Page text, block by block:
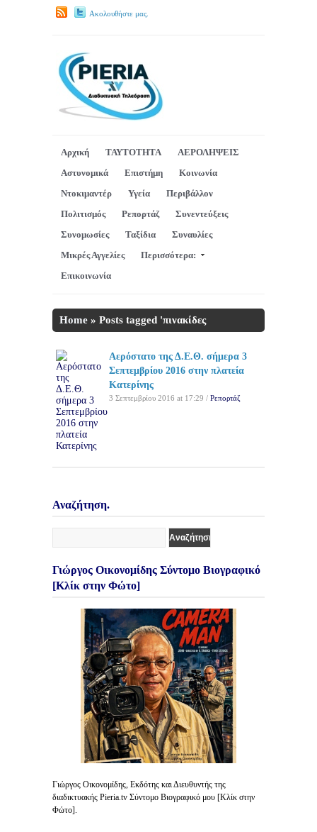
Ακολουθήστε μας.
Αρχική ΤΑΥΤΟΤΗΤΑ
ΑΕΡΟΛΗΨΕΙΣ
Αστυνομικά
Επιστήμη
Κοινωνία
Ντοκιμαντέρ
Υγεία
Περιβάλλον
Πολιτισμός
Ρεπορτάζ
Συνεντεύξεις
Συνομωσίες
Ταξίδια
Συναυλίες
Μικρές Αγγελίες
Περισσότερα:
Επικοινωνία
Home » Posts tagged 'πινακίδες
Αερόστατο της Δ.Ε.Θ. σήμερα 3
Σεπτεμβρίου 2016 στην πλατεία
Κατερίνης
3 Σεπτεμβρίου 2016 at 17:29 / Ρεπορτάζ
Αναζήτηση.
Γιώργος Οικονομίδης Σύντομο Βιογραφικό
[Κλίκ στην Φώτο]
Γιώργος Οικονομίδης, Εκδότης και Διευθυντής της
διαδικτυακής Pieria.tv Σύντομο Βιογραφικό μου [Κλίκ στην
Φώτο].